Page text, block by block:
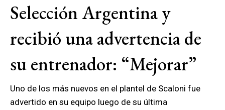
Selección Argentina y
recibió una advertencia de
su entrenador: “Mejorar”
Uno de los más nuevos en el plantel de Scaloni fue
advertido en su equipo luego de su última